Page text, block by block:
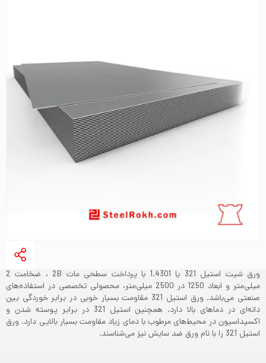
ورق شیت استیل 321 یا 1.4301 با پرداخت سطحی مات 2B ، ضخامت 2
میلی‌متر و ابعاد 1250 در 2500 میلی‌متر، محصولی تخصصی در استفاده‌های
صنعتی می‌باشد. ورق استیل 321 مقاومت بسیار خوبی در برابر خوردگی بین
دانه‌ای در دماهای بالا دارد. همچنین استیل 321 در برابر پوسته شدن و
اکسیداسیون در محیط‌های مرطوب با دمای زیاد مقاومت بسیار بالایی دارد. ورق
استیل 321 را با نام ورق ضد سایش نیز می‌شناسند.